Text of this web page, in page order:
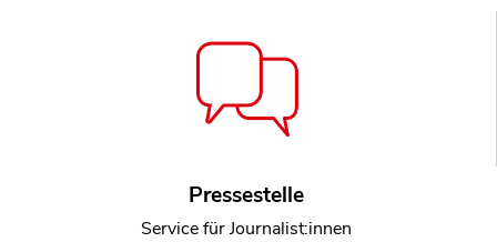
Pressestelle
Service für Journalist:innen